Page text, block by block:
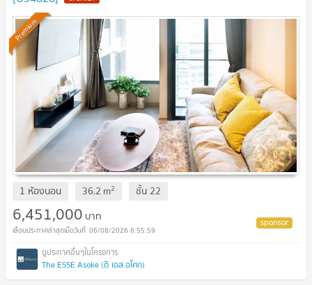
Premium
1 ห้องนอน 36.2 m2 ชั้น 22
6,451,000 บาท
06/08/2026 6:55:59
The ESSE Asoke (ดิ เอส อโศก)